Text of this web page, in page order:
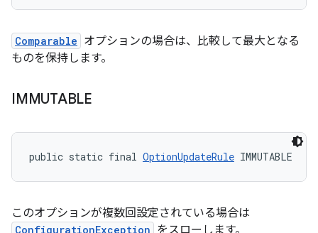
Comparable オプションの場合は、比較して最大となる
ものを保持します。
IMMUTABLE
public static final OptionUpdateRule IMMUTABLE
このオプションが複数回設定されている場合は
ConfigurationException をスローします。